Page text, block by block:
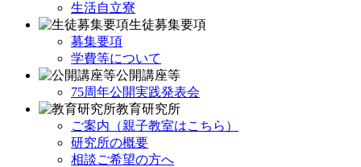
生活自立寮
生徒募集要項
募集要項
学費等について
公開講座等
75周年公開実践発表会
教育研究所
ご案内（親子教室はこちら）
研究所の概要
相談ご希望の方へ